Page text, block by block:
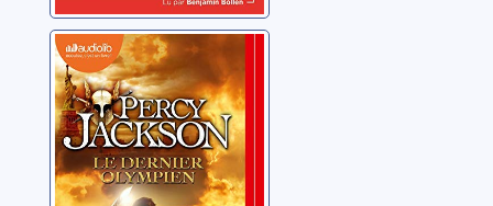
Percy Jackson:
[05]:Le dernier
Olympien
Riordan, Rick